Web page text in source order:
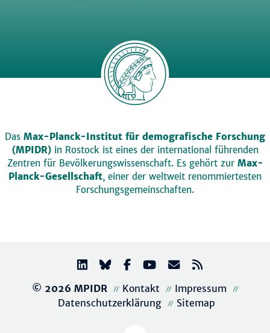
Das Max-Planck-Institut für demografische Forschung
(MPIDR)in Rostock ist eines der international führenden
Zentren für Bevölkerungswissenschaft. Es gehört zur Max-
Planck-Gesellschaft, einer der weltweit renommiertesten
Forschungsgemeinschaften.
© 2026 MPIDR Kontakt
Impressum
Datenschutzerklärung
Sitemap